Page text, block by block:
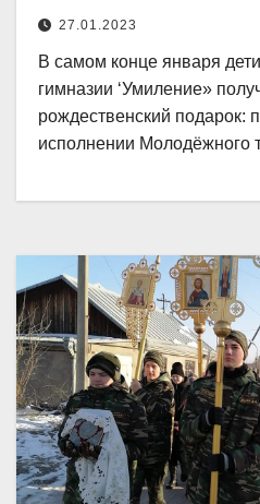
27.01.2023
В самом конце января
гимназии ‘Умиление»
рождественский подарок:
исполнении Молодёжного